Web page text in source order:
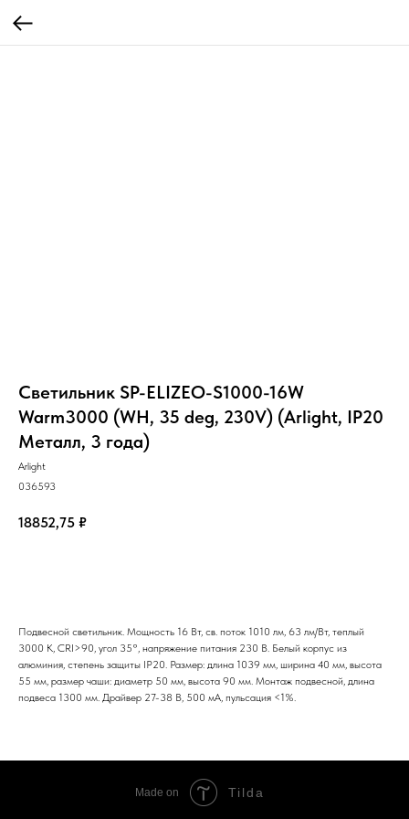
Светильник SP-ELIZEO-S1000-16W
Warm3000 (WH, 35 deg, 230V) (Arlight, IP20
Металл, 3 года)
Arlight
036593
18852,75 ₽
Подвесной светильник. Мощность 16 Вт, св. поток 1010 лм, 63 лм/Вт, теплый
3000 K, CRI>90, угол 35°, напряжение питания 230 В. Белый корпус из
алюминия, степень защиты IP20. Размер: длина 1039 мм, ширина 40 мм, высота
55 мм, размер чаши: диаметр 50 мм, высота 90 мм. Монтаж подвесной, длина
подвеса 1300 мм. Драйвер 27-38 В, 500 мА, пульсация <1%.
Made on Tilda